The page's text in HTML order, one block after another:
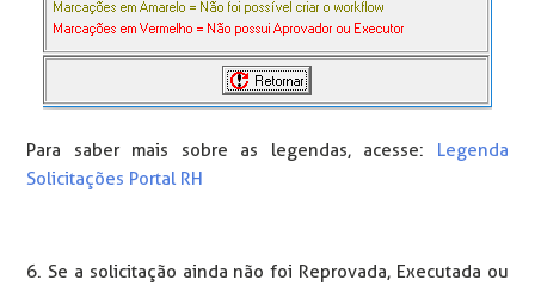
Para saber mais sobre as legendas, acesse: Legenda
Solicitações Portal RH
6. Se a solicitação ainda não foi Reprovada, Executada ou